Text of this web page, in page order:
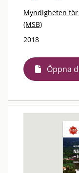
Myndigheten
(MSB)
2018
Öppna